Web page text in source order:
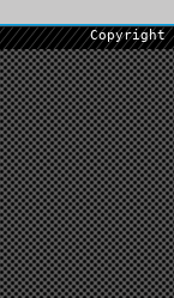
Copyright